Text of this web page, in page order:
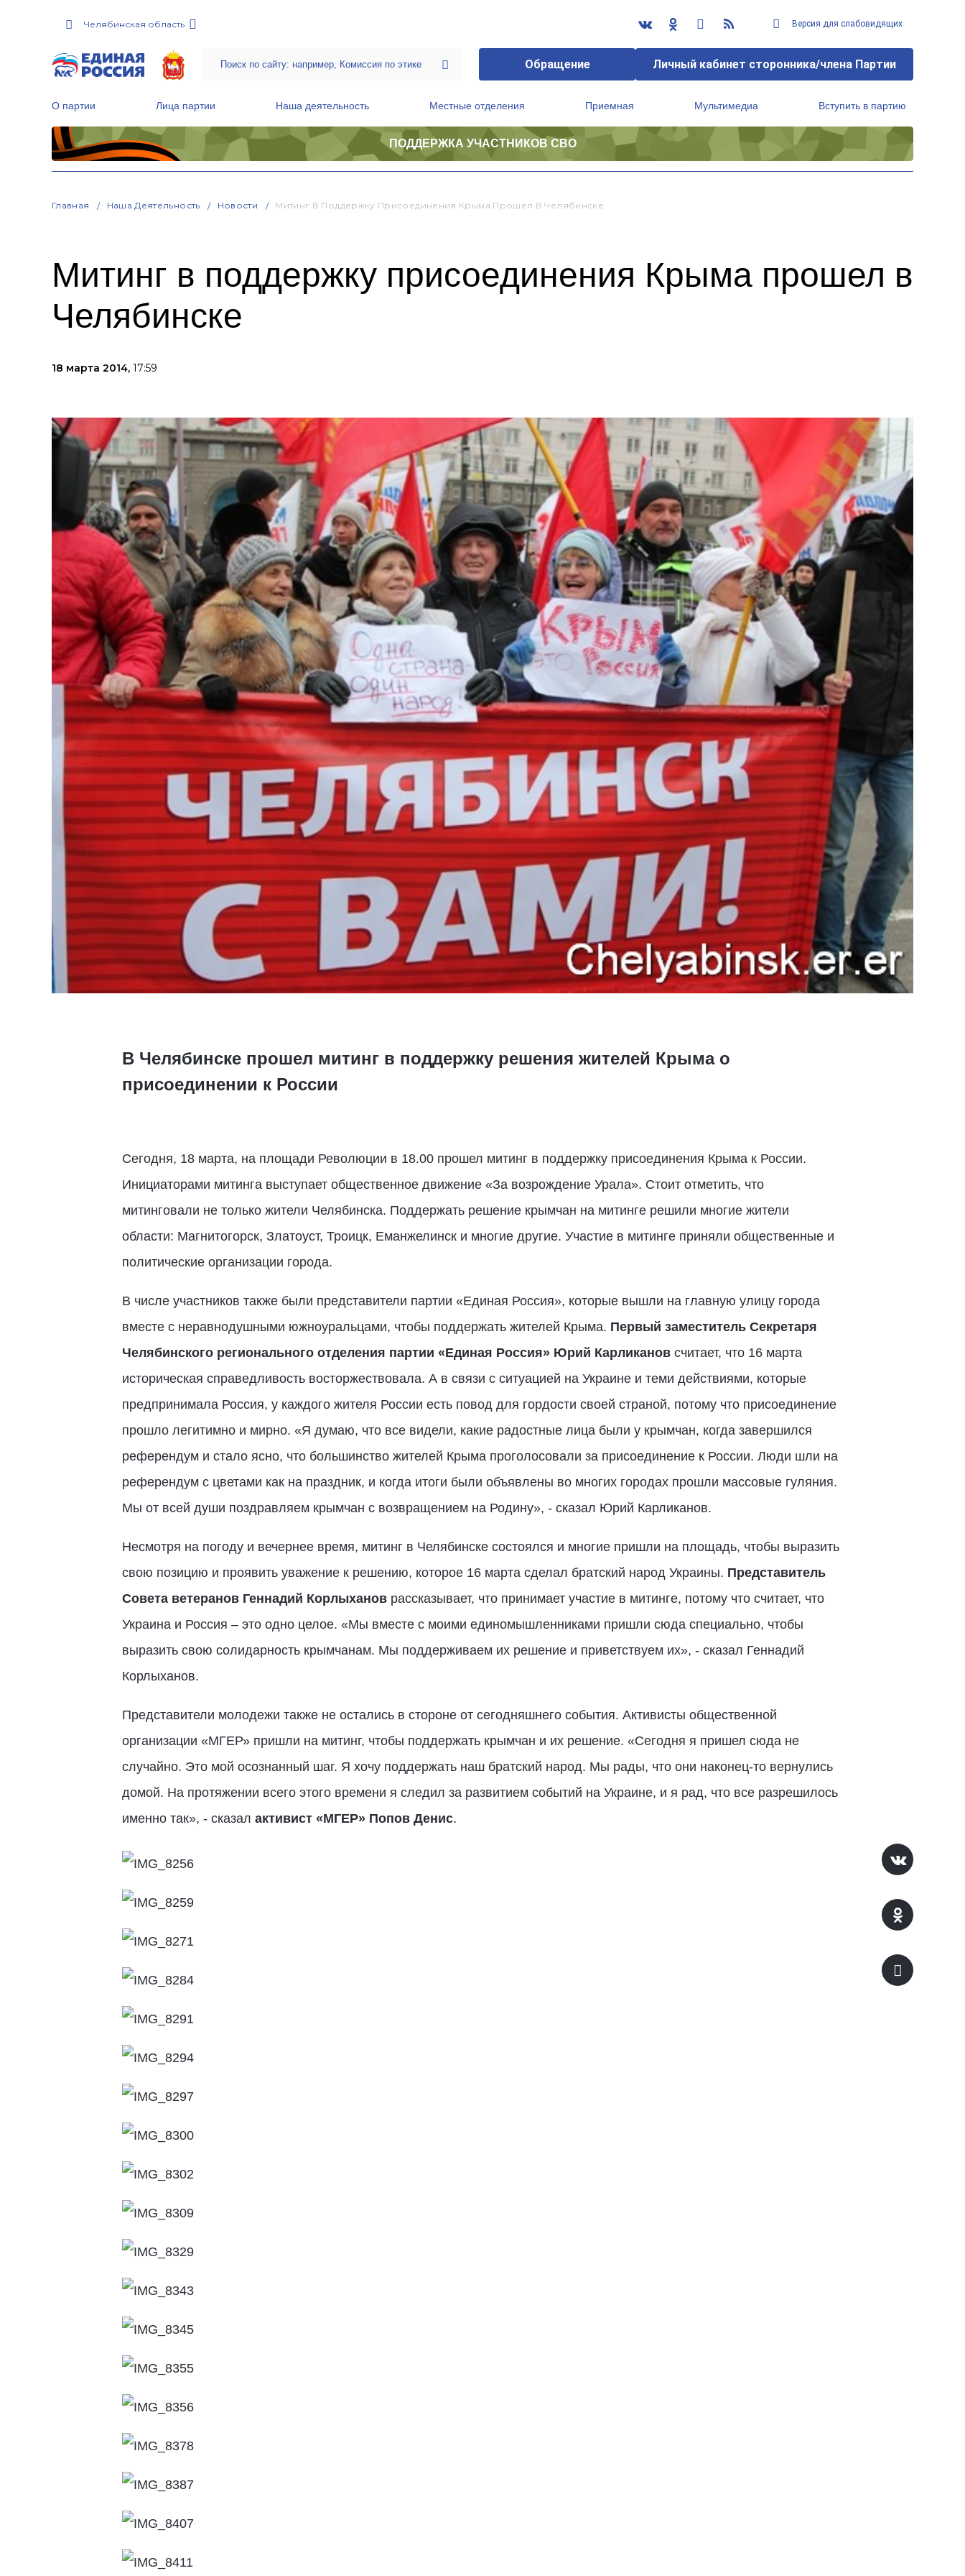
Челябинская область Версия для слабовидящих
Обращение Личный кабинет сторонника/члена Партии
О партии Лица партии Наша деятельность Местные отделения Приемная Мультимедиа Вступить в партию
ПОДДЕРЖКА УЧАСТНИКОВ СВО
Главная Наша Деятельность Новости Митинг В Поддержку Присоединения Крыма Прошел В Челябинске
Митинг в поддержку присоединения Крыма прошел в
Челябинске
18 марта 2014, 17:59
В Челябинске прошел митинг в поддержку решения жителей Крыма о
присоединении к России
Сегодня, 18 марта, на площади Революции в 18.00 прошел митинг в поддержку присоединения Крыма к России.
Инициаторами митинга выступает общественное движение «За возрождение Урала». Стоит отметить, что
митинговали не только жители Челябинска. Поддержать решение крымчан на митинге решили многие жители
области: Магнитогорск, Златоуст, Троицк, Еманжелинск и многие другие. Участие в митинге приняли общественные и
политические организации города.
В числе участников также были представители партии «Единая Россия», которые вышли на главную улицу города
вместе с неравнодушными южноуральцами, чтобы поддержать жителей Крыма. Первый заместитель Секретаря
Челябинского регионального отделения партии «Единая Россия» Юрий Карликановсчитает, что 16 марта
историческая справедливость восторжествовала. А в связи с ситуацией на Украине и теми действиями, которые
предпринимала Россия, у каждого жителя России есть повод для гордости своей страной, потому что присоединение
прошло легитимно и мирно. «Я думаю, что все видели, какие радостные лица были у крымчан, когда завершился
референдум и стало ясно, что большинство жителей Крыма проголосовали за присоединение к России. Люди шли на
референдум с цветами как на праздник, и когда итоги были объявлены во многих городах прошли массовые гуляния.
Мы от всей души поздравляем крымчан с возвращением на Родину», - сказал Юрий Карликанов.
Несмотря на погоду и вечернее время, митинг в Челябинске состоялся и многие пришли на площадь, чтобы выразить
свою позицию и проявить уважение к решению, которое 16 марта сделал братский народ Украины. Представитель
Совета ветеранов Геннадий Корлыхановрассказывает, что принимает участие в митинге, потому что считает, что
Украина и Россия – это одно целое. «Мы вместе с моими единомышленниками пришли сюда специально, чтобы
выразить свою солидарность крымчанам. Мы поддерживаем их решение и приветствуем их», - сказал Геннадий
Корлыханов.
Представители молодежи также не остались в стороне от сегодняшнего события. Активисты общественной
организации «МГЕР» пришли на митинг, чтобы поддержать крымчан и их решение. «Сегодня я пришел сюда не
случайно. Это мой осознанный шаг. Я хочу поддержать наш братский народ. Мы рады, что они наконец-то вернулись
домой. На протяжении всего этого времени я следил за развитием событий на Украине, и я рад, что все разрешилось
именно так», - сказал активист «МГЕР» Попов Денис.